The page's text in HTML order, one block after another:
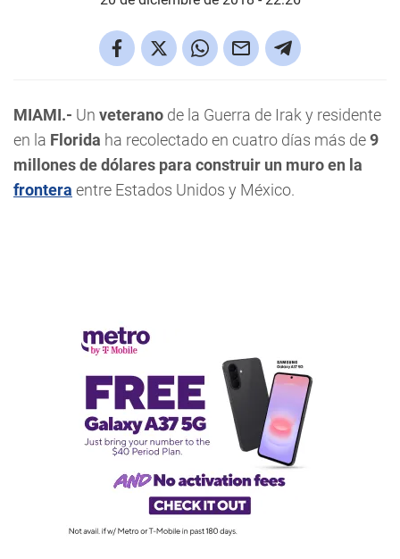
MIAMI.- Un veterano de la Guerra de Irak y residente
en la Florida ha recolectado en cuatro días más de9
millones de dólares para construir un muro en la
frontera entre Estados Unidos y México.